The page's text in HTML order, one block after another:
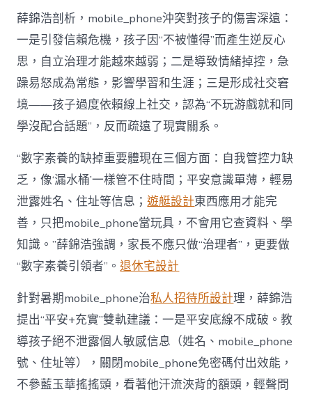
薛錦浩剖析，mobile_phone沖突對孩子的傷害深遠：
一是引發信賴危機，孩子因“不被懂得”而產生逆反心
思，自立治理才能越來越弱；二是導致情緒掉控，急
躁易怒成為常態，影響學習和生涯；三是形成社交窘
境——孩子過度依賴線上社交，認為“不玩游戲就和同
學沒配合話題”，反而疏遠了現實關系。
“數字素養的缺掉重要體現在三個方面：自我管控力缺
乏，像‘漏水桶’一樣管不住時間；平安意識單薄，輕易
泄露姓名、住址等信息；遊艇設計東西應用才能完
善，只把mobile_phone當玩具，不會用它查資料、學
知識。”薛錦浩強調，家長不應只做“治理者”，更要做
“數字素養引領者”。退休宅設計
針對暑期mobile_phone治私人招待所設計理，薛錦浩
提出“平安+充實”雙軌建議：一是平安底線不成破。教
導孩子絕不泄露個人敏感信息（姓名、mobile_phone
號、住址等），關閉mobile_phone免密碼付出效能，
不參藍玉華搖搖頭，看著他汗流浹背的額頭，輕聲問